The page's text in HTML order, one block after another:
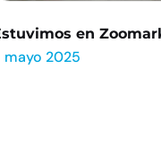
mayo 2025
en